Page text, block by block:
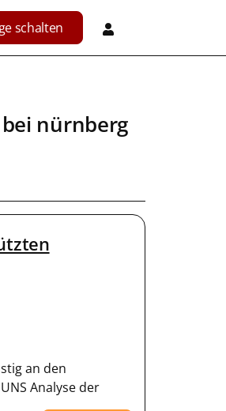
schalten
nürnberg
an den
UNS Analyse der